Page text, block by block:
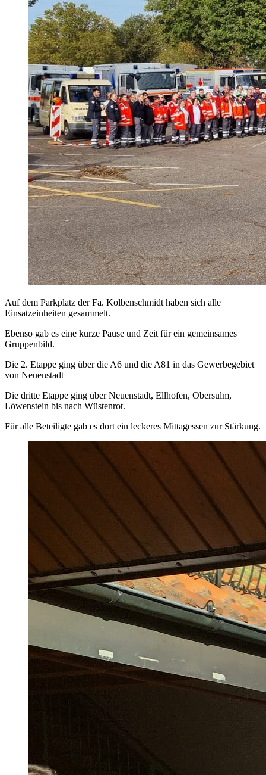
Auf dem Parkplatz der Fa. Kolbenschmidt haben sich alle
Einsatzeinheiten gesammelt.
Ebenso gab es eine kurze Pause und Zeit für ein gemeinsames
Gruppenbild.
Die 2. Etappe ging über die A6 und die A81 in das Gewerbegebiet
von Neuenstadt
Die dritte Etappe ging über Neuenstadt, Ellhofen, Obersulm,
Löwenstein bis nach Wüstenrot.
Für alle Beteiligte gab es dort ein leckeres Mittagessen zur Stärkung.